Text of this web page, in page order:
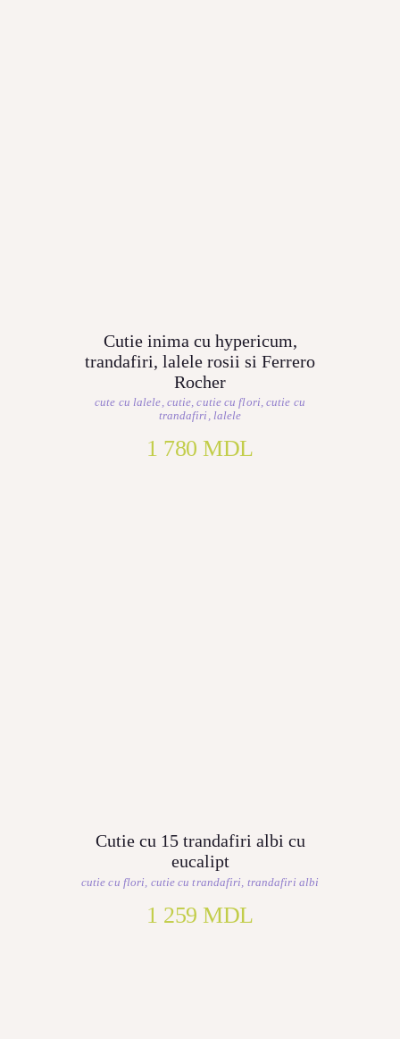
Cutie inima cu hypericum,
trandafiri, lalele rosii si Ferrero
Rocher
cute cu lalele, cutie,cutie cu flori,cutie cu
trandafiri , lalele
1 780MDL
Cutie cu 15 trandafiri albi cu
eucalipt
cutie cu flori cutie cu trandafiri trandafiri albi
1 259MDL